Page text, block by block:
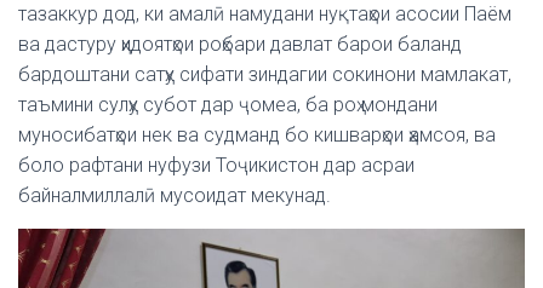
тазаккур дод, ки амалӣ намудани нуқтаҳои асосии Паём
ва дастуру ҳидоятҳои роҳбари давлат барои баланд
бардоштани сатҳу сифати зиндагии сокинони мамлакат,
таъмини сулҳу субот дар ҷомеа, ба роҳ мондани
муносибатҳои нек ва судманд бо кишварҳои ҳамсоя, ва
боло рафтани нуфузи Тоҷикистон дар асраи
байналмиллалӣ мусоидат мекунад.